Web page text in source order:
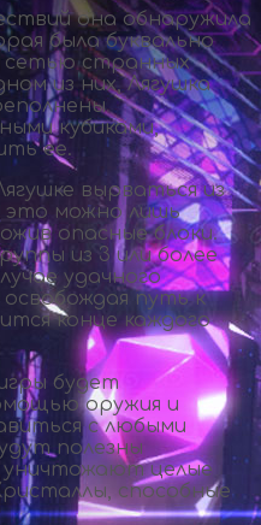
она обнаружила
была буквально
сетью странных
из них, Лягушка
кубиками,
ее.
вырваться из
это можно лишь
опасные блоки.
из 3 или более
удачного
путь к
конце каждого
будет
оружия и
с любыми
полезны
уничтожают целые
способные